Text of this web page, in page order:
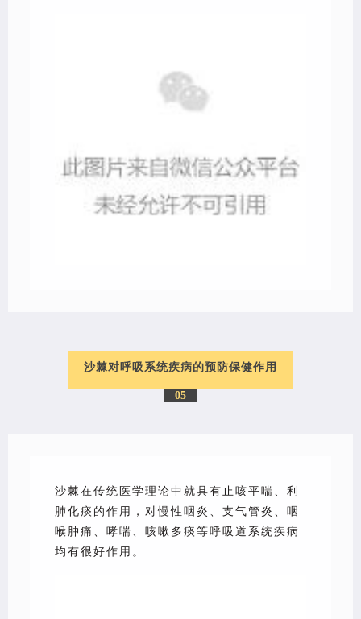
沙棘对呼吸系统疾病的预防保健作用
05
沙棘在传统医学理论中就具有止咳平喘、利
肺化痰的作用，对慢性咽炎、支气管炎、咽
喉肿痛、哮喘、咳嗽多痰等呼吸道系统疾病
均有很好作用。